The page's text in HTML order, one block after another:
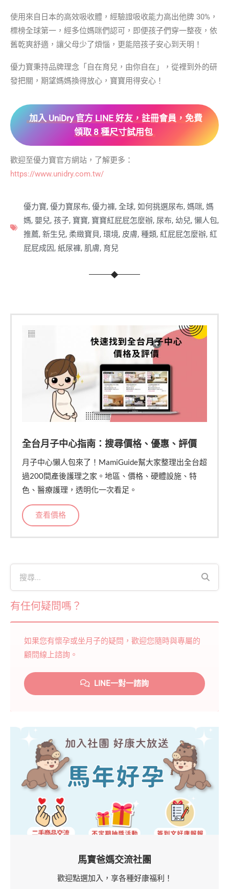
使用來自日本的高效吸收體，經驗證吸收能力高出他牌 30%，
標榜全球第一，經多位媽咪們認可，即便孩子們穿一整夜，依
舊乾爽舒適，讓父母少了煩惱，更能陪孩子安心到天明！
優力寶秉持品牌理念「自在育兒，由你自在」，從裡到外的研
發把關，期望媽媽換得放心，寶寶用得安心！
加入 UniDry 官方 LINE 好友，註冊會員，免費
領取 8 種尺寸試用包
歡迎至優力寶官方網站，了解更多：
https://www.unidry.com.tw/
優力寶, 優力寶尿布, 優力褲, 全球, 如何挑選尿布, 媽咪, 媽
媽, 嬰兒, 孩子, 寶寶, 寶寶紅屁屁怎麼辦, 尿布, 幼兒, 懶人包,
推薦, 新生兒, 柔緻寶貝, 環境, 皮膚, 種類, 紅屁屁怎麼辦, 紅
屁屁成因, 紙尿褲, 肌膚, 育兒
全台月子中心指南：搜尋價格、優惠、評價
月子中心懶人包來了！MamiGuide幫大家整理出全台超
過200間產後護理之家。地區、價格、硬體設施、特
色、醫療護理，透明化一次看足。
查看價格
有任何疑問嗎？
如果您有懷孕或坐月子的疑問，歡迎您隨時與專屬的
顧問線上諮詢。
LINE一對一諮詢
馬寶爸媽交流社團
歡迎點選加入，享各種好康福利！